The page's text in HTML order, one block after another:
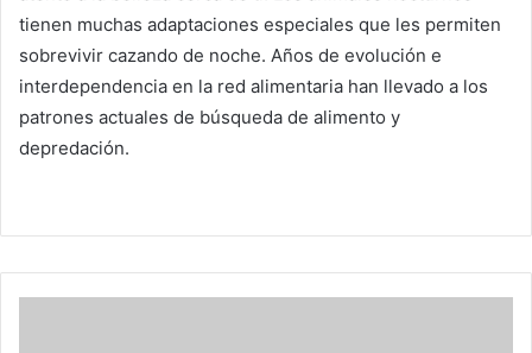
tienen muchas adaptaciones especiales que les permiten
sobrevivir cazando de noche. Años de evolución e
interdependencia en la red alimentaria han llevado a los
patrones actuales de búsqueda de alimento y
depredación.